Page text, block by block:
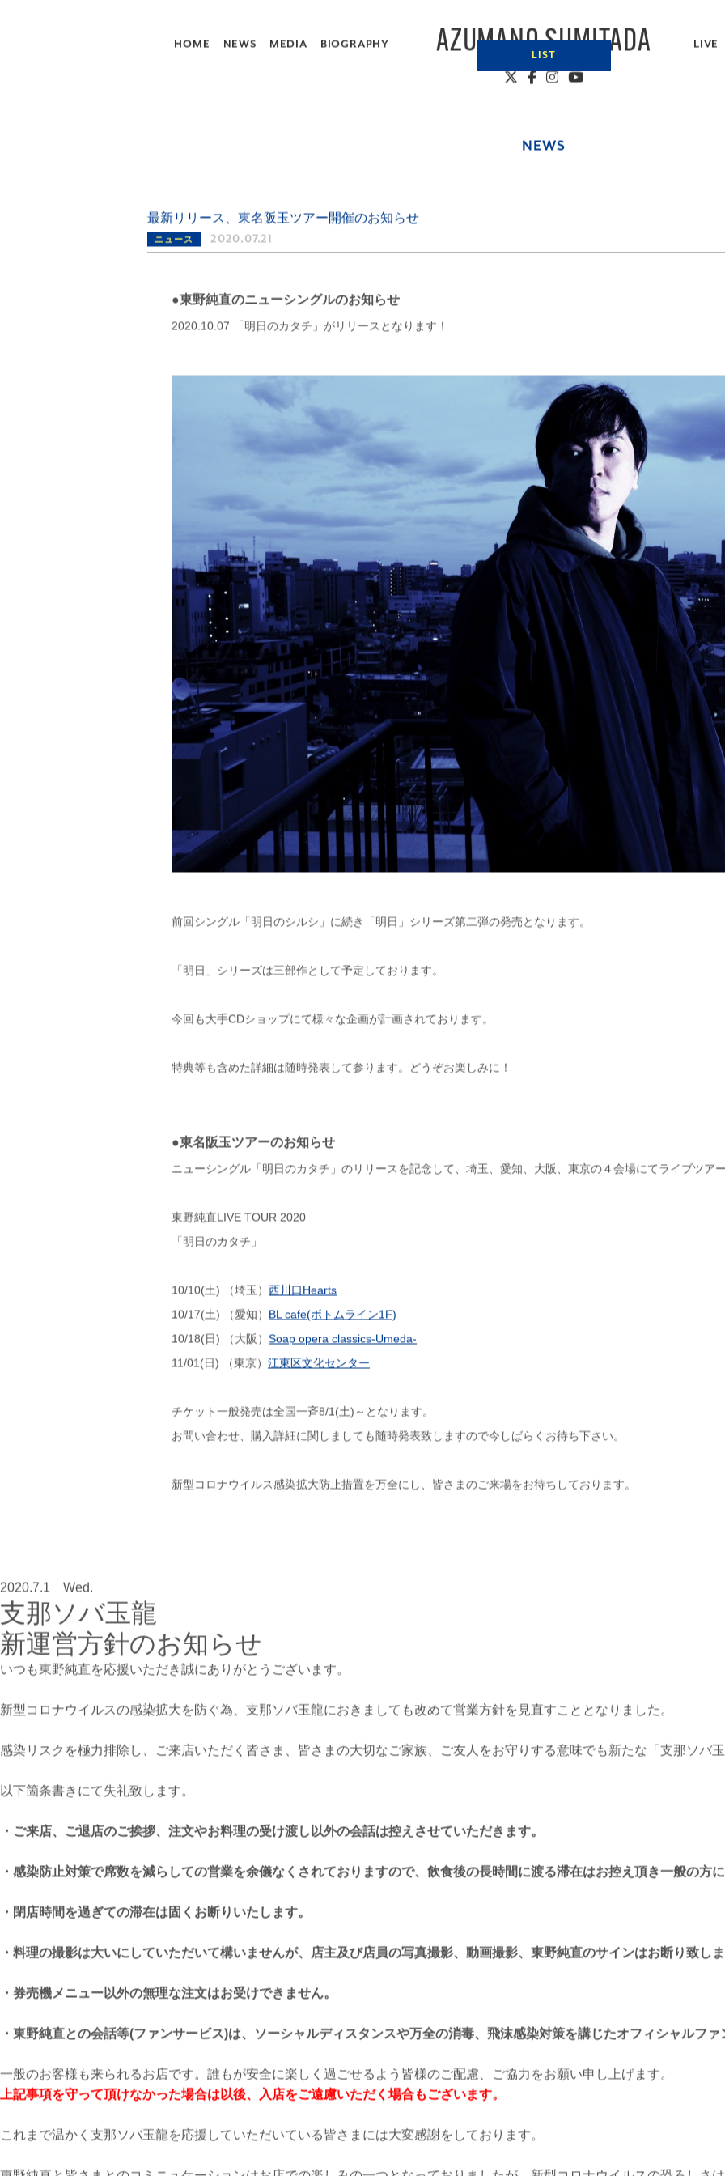
AZUMANO SUMITADA
HOME NEWS MEDIA BIOGRAPHY LIVE
NEWS
最新リリース、東名阪玉ツアー開催のお知らせ
ニュース 2020.07.21
●東野純直のニューシングルのお知らせ
2020.10.07 「明日のカタチ」がリリースとなります！
前回シングル「明日のシルシ」に続き「明日」シリーズ第二弾の発売となります。
「明日」シリーズは三部作として予定しております。
今回も大手CDショップにて様々な企画が計画されております。
特典等も含めた詳細は随時発表して参ります。どうぞお楽しみに！
●東名阪玉ツアーのお知らせ
ニューシングル「明日のカタチ」のリリースを記念して、埼玉、愛知、大阪、東京の４会場にてライブツア
東野純直LIVE TOUR 2020
「明日のカタチ」
10/10(土) （埼玉） 西川口Hearts
10/17(土) （愛知） BL cafe(ボトムライン1F)
10/18(日) （大阪） Soap opera classics-Umeda-
11/01(日) （東京） 江東区文化センター
チケット一般発売は全国一斉8/1(土)～となります。
お問い合わせ、購入詳細に関しましても随時発表致しますので今しばらくお待ち下さい。
新型コロナウイルス感染拡大防止措置を万全にし、皆さまのご来場をお待ちしております。
2020.7.1 Wed.
支那ソバ玉龍
新運営方針のお知らせ
いつも東野純直を応援いただき誠にありがとうございます。
新型コロナウイルスの感染拡大を防ぐ為、支那ソバ玉龍におきましても改めて営業方針を見直すこととなりました。
感染リスクを極力排除し、ご来店いただく皆さま、皆さまの大切なご家族、ご友人をお守りする意味でも新たな「支那ソバ
以下箇条書きにて失礼致します。
・ご来店、ご退店のご挨拶、注文やお料理の受け渡し以外の会話は控えさせていただきます。
・感染防止対策で席数を減らしての営業を余儀なくされておりますので、飲食後の長時間に渡る滞在はお控え頂き一般の方に
・閉店時間を過ぎての滞在は固くお断りいたします。
・料理の撮影は大いにしていただいて構いませんが、店主及び店員の写真撮影、動画撮影、東野純直のサインはお断り致しま
・券売機メニュー以外の無理な注文はお受けできません。
・東野純直との会話等(ファンサービス)は、ソーシャルディスタンスや万全の消毒、飛沫感染対策を講じたオフィシャルファ
一般のお客様も来られるお店です。誰もが安全に楽しく過ごせるよう皆様のご配慮、ご協力をお願い申し上げます。
上記事項を守って頂けなかった場合は以後、入店をご遠慮いただく場合もございます。
これまで温かく支那ソバ玉龍を応援していただいている皆さまには大変感謝をしております。
LIST